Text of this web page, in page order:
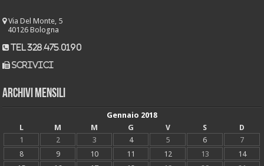
Via Del Monte, 5
40126 Bologna
tel 328.475.0190
scrivici
Archivi mensili
Gennaio 2018
L
M M G V S
D
1
2 3 4 5 6
7
8
9 10 11 12 13
14